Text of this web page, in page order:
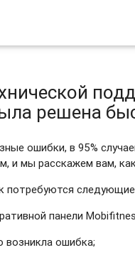
решена
ошибки, в 95%
и мы расскажем вам,
потребуются
панели
возникла ошибка;